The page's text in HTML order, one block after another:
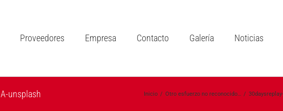
Proveedores Empresa Contacto Galería Noticias
unsplash Inicio / Otro esfuerzo no reconocido… /